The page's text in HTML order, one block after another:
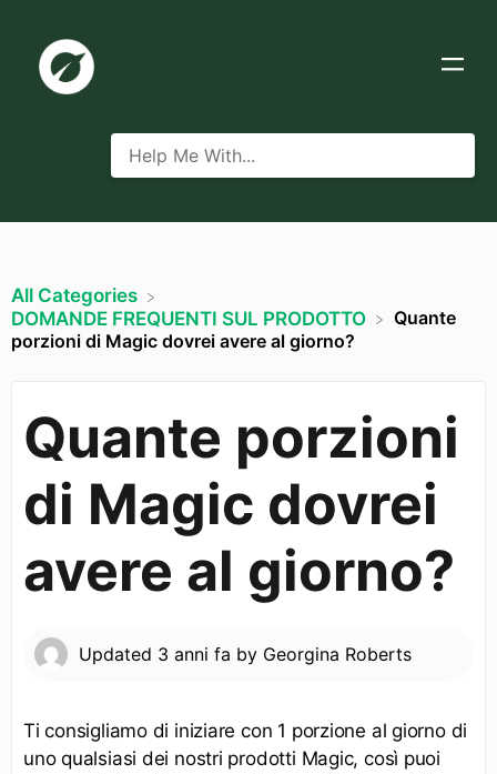
All Categories
​DOMANDE FREQUENTI SUL PRODOTTO
Quante
porzioni di Magic dovrei avere al giorno?
Quante porzioni
di Magic dovrei
avere al giorno?
Updated 3 anni fa by Georgina Roberts
Ti consigliamo di iniziare con 1 porzione al giorno di
uno qualsiasi dei nostri prodotti Magic, così puoi